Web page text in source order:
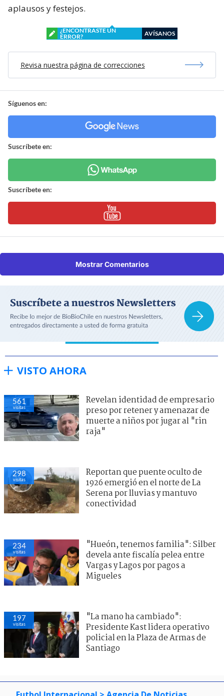
aplausos y festejos.
¿ENCONTRASTE UN
ERROR?
AVÍSANOS
Revisa nuestra página de correcciones
Síguenos en:
Suscríbete en:
Suscríbete en:
Mostrar Comentarios
VISTO AHORA
561
visitas
Revelan identidad de empresario
preso por retener y amenazar de
muerte a niños por jugar al "rin
raja"
298
visitas
Reportan que puente oculto de
1926 emergió en el norte de La
Serena por lluvias y mantuvo
conectividad
234
visitas
"Hueón, tenemos familia": Silber
devela ante fiscalía pelea entre
Vargas y Lagos por pagos a
Migueles
197
visitas
"La mano ha cambiado":
Presidente Kast lidera operativo
policial en la Plaza de Armas de
Santiago